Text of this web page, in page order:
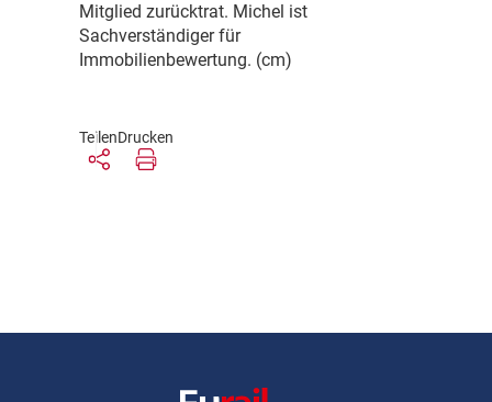
Mitglied zurücktrat. Michel ist
Sachverständiger für
Immobilienbewertung. (cm)
TeilenDrucken